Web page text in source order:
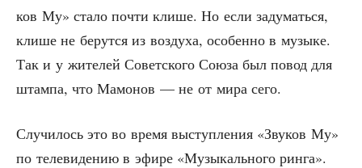
ков Му» ста­ло почти кли­ше. Но если заду­мать­ся,
кли­ше не берут­ся из воз­ду­ха, осо­бен­но в музы­ке.
Так и у жите­лей Совет­ско­го Сою­за был повод для
штам­па, что Мамо­нов — не от мира сего.
Слу­чи­лось это во вре­мя выступ­ле­ния «Зву­ков Му»
по теле­ви­де­нию в эфи­ре «Музы­каль­но­го рин­га».